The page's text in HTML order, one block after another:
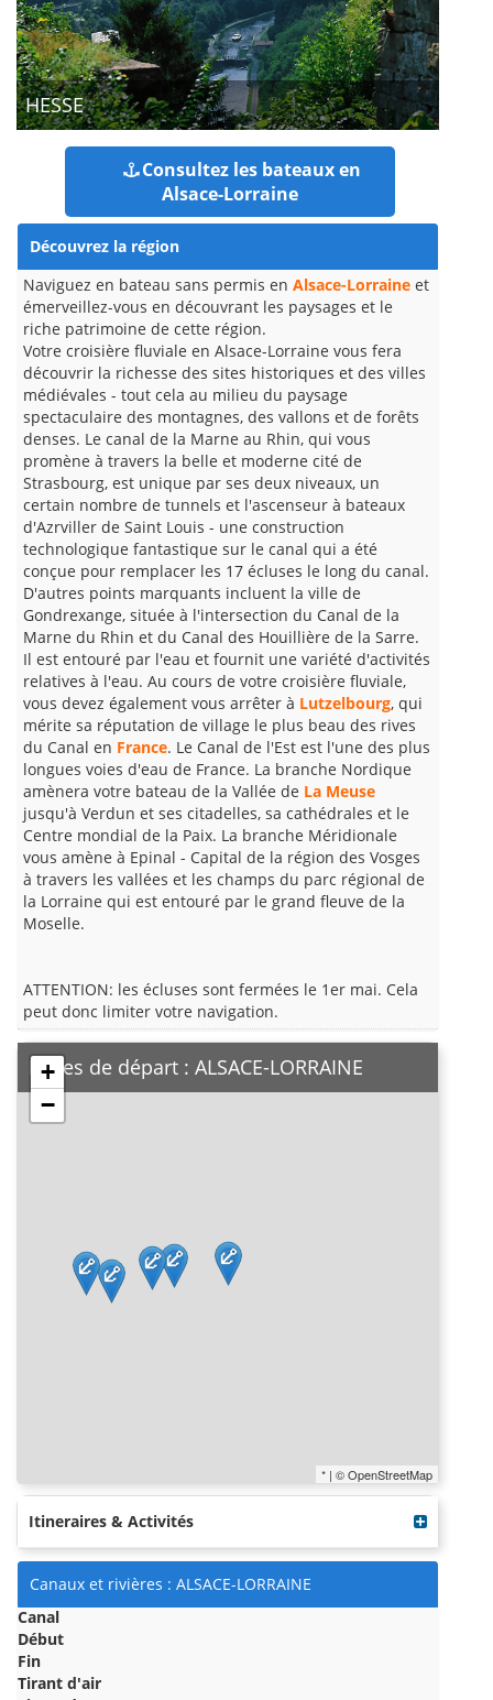
HESSE
Consultez les bateaux en
Alsace-Lorraine
Découvrez la région
Naviguez en bateau sans permis en Alsace-Lorraine et
émerveillez-vous en découvrant les paysages et le
riche patrimoine de cette région.
Votre croisière fluviale en Alsace-Lorraine vous fera
découvrir la richesse des sites historiques et des villes
médiévales - tout cela au milieu du paysage
spectaculaire des montagnes, des vallons et de forêts
denses. Le canal de la Marne au Rhin, qui vous
promène à travers la belle et moderne cité de
Strasbourg, est unique par ses deux niveaux, un
certain nombre de tunnels et l'ascenseur à bateaux
d'Azrviller de Saint Louis - une construction
technologique fantastique sur le canal qui a été
conçue pour remplacer les 17 écluses le long du canal.
D'autres points marquants incluent la ville de
Gondrexange, située à l'intersection du Canal de la
Marne du Rhin et du Canal des Houillière de la Sarre.
Il est entouré par l'eau et fournit une variété d'activités
relatives à l'eau. Au cours de votre croisière fluviale,
vous devez également vous arrêter à Lutzelbourg, qui
mérite sa réputation de village le plus beau des rives
du Canal en France. Le Canal de l'Est est l'une des plus
longues voies d'eau de France. La branche Nordique
amènera votre bateau de la Vallée de La Meuse
jusqu'à Verdun et ses citadelles, sa cathédrales et le
Centre mondial de la Paix. La branche Méridionale
vous amène à Epinal - Capital de la région des Vosges
à travers les vallées et les champs du parc régional de
la Lorraine qui est entouré par le grand fleuve de la
Moselle.
ATTENTION: les écluses sont fermées le 1er mai. Cela
peut donc limiter votre navigation.
+
−
* | © OpenStreetMap
Bases de départ : ALSACE-LORRAINE
Itineraires & Activités
Canaux et rivières : ALSACE-LORRAINE
Canal
Début
Fin
Tirant d'air